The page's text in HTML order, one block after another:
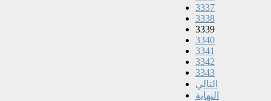
3337
3338
3339
3340
3341
3342
3343
التالي
النهاية